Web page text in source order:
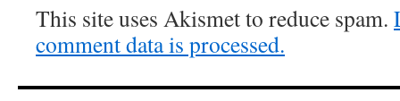
This site uses Akismet to reduce spam.
comment data is processed.